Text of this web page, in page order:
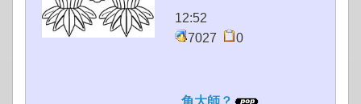
12:52
7027
0